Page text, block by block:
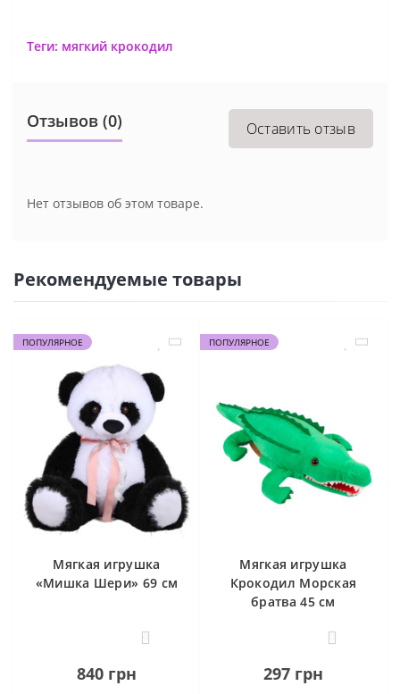
Теги: мягкий крокодил
Отзывов (0) Оставить отзыв
Нет отзывов об этом товаре.
Рекомендуемые товары
ПОПУЛЯРНОЕ
Мягкая игрушка
«Мишка Шери» 69 см
0
840 грн
ПОПУЛЯРНОЕ
Мягкая игрушка
Крокодил Морская
братва 45 см
0
297 грн